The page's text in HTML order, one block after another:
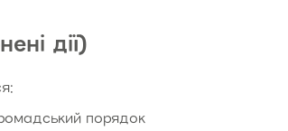
дії)
порядок